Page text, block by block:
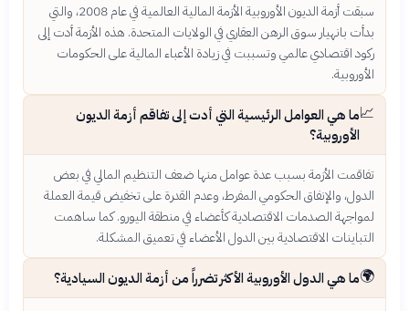
سبقت أزمة الديون الأوروبية الأزمة المالية العالمية في عام 2008، والتي
بدأت بانهيار سوق الرهن العقاري في الولايات المتحدة. هذه الأزمة أدت إلى
ركود اقتصادي عالمي وتسببت في زيادة الأعباء المالية على الحكومات
الأوروبية.
📈ما هي العوامل الرئيسية التي أدت إلى تفاقم أزمة الديون
الأوروبية؟
تفاقمت الأزمة بسبب عدة عوامل منها ضعف التنظيم المالي في بعض
الدول، والإنفاق الحكومي المفرط، وعدم القدرة على تخفيض قيمة العملة
لمواجهة الصدمات الاقتصادية كأعضاء في منطقة اليورو. كما ساهمت
التباينات الاقتصادية بين الدول الأعضاء في تعميق المشكلة.
🌍ما هي الدول الأوروبية الأكثر تضرراً من أزمة الديون السيادية؟